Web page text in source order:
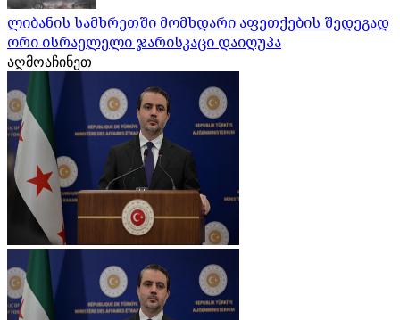
ლიბანის სამხრეთში მომხდარი აფეთქების შედეგად
ორი ისრაელელი ჯარისკაცი დაიღუპა
აღმოაჩინეთ